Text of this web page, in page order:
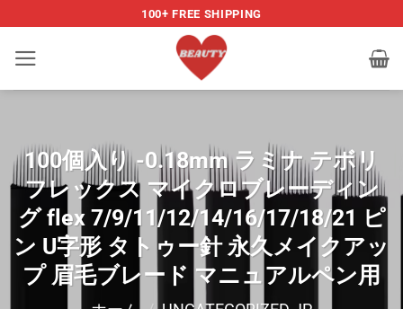
content
100+ FREE SHIPPING
100個入り -0.18mm ラミナ テボリ
フレックス マイクロブレーディン
グ flex 7/9/11/12/14/16/17/18/21 ピ
ン U字形 タトゥー針 永久メイクアッ
プ 眉毛ブレード マニュアルペン用